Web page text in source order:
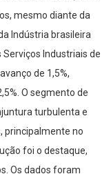
mesmo diante da
Indústria brasileira
Industriais de
de 1,5%,
O segmento de
turbulenta e
principalmente no
foi o destaque,
Os dados foram